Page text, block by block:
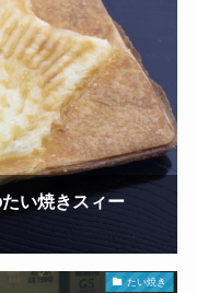
い焼きスィー
たい焼き